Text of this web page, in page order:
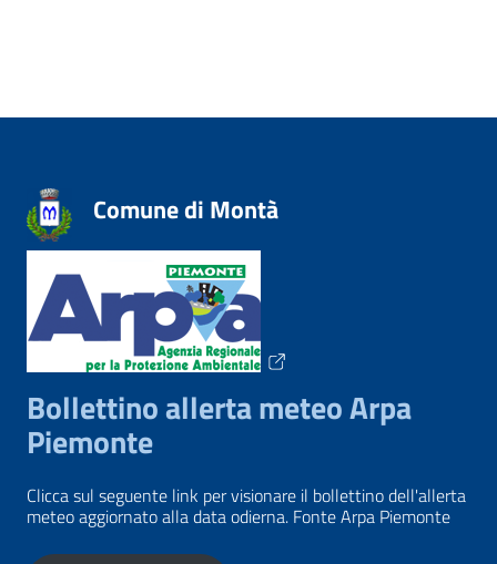
Comune di Montà
Bollettino allerta meteo Arpa
Piemonte
Clicca sul seguente link per visionare il bollettino dell'allerta
meteo aggiornato alla data odierna. Fonte Arpa Piemonte